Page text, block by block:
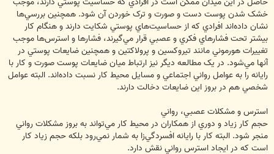
خشک شدن پوست دست و صورت و ترک خوردن آن شود. همچنين بررسي‌ها
نشان داده‌اند افرادي که از حساسيت‌هاي پوستي شکايت دارند و هنگام کار
بيشتر تحت فشارهاي فکري و عصبي قرار مي‌گيرند، فشارها و استرس‌ها موجب
تغييرات هورموني مانند تيروکسين و پرولاکتين و همچنين ضايعات پوستي در
آنها مي‌شود. در يک مطالعه ديگر نيز ارتباط ميان ضايعات پوست صورت و کار با
رايانه را به عوامل رواني اجتماعي و مسايل محيط کار نسبت داده‌اند. البته عوامل
شخصي هم در بروز اين ضايعات دخالت دارند.
استرس و مشکلات عصبي، رواني
حجم کار زياد و دوري از همکاران در محيط کار مي‌تواند به بروز مشکلات رواني
منجر شود. البته کار با رايانه افسردگي‌زا به شمار نمي‌رود بلکه حجم زياد کار
است که در ايجاد استرس رواني نقش دارد.